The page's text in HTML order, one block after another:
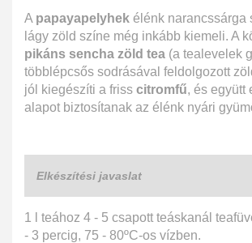
A papayapelyhek élénk narancssárga
lágy zöld színe még inkább kiemeli. A
pikáns sencha zöld tea (a tealevelek
többlépcsős sodrásával feldolgozott
jól kiegészíti a friss citromfű, és együtt
alapot biztosítanak az élénk nyári
Elkészítési javaslat
1 l teához 4 - 5 csapott teáskanál
- 3 percig, 75 - 80ºC-os vízben.